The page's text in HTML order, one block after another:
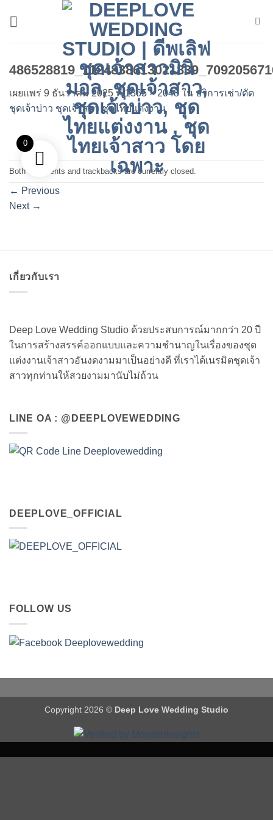
เผยแพร่ 9 ธันวาคม 2025ที่1365 × 2048 ใน บริการเช่า/ตัด
ชุดเจ้าบ่าว ชุดเจ้าสาว ชุดไทยแต่งงาน
Both comments and trackbacks are currently closed.
← Previous
Next →
เกี่ยวกับเรา
Deep Love Wedding Studio ด้วยประสบการณ์มากกว่า 20 ปี
ในการสร้างสรรค์ออกแบบและความชำนาญในเรื่องของชุด
แต่งงานเจ้าสาวอันงดงามมาเป็นอย่างดี ที่เราได้เนรมิตชุดเจ้า
สาวทุกท่านให้สวยงามมานับไม่ถ้วน
LINE OA : @DEEPLOVEWEDDING
DEEPLOVE_OFFICIAL
FOLLOW US
Copyright 2026 © Deep Love Wedding Studio
0